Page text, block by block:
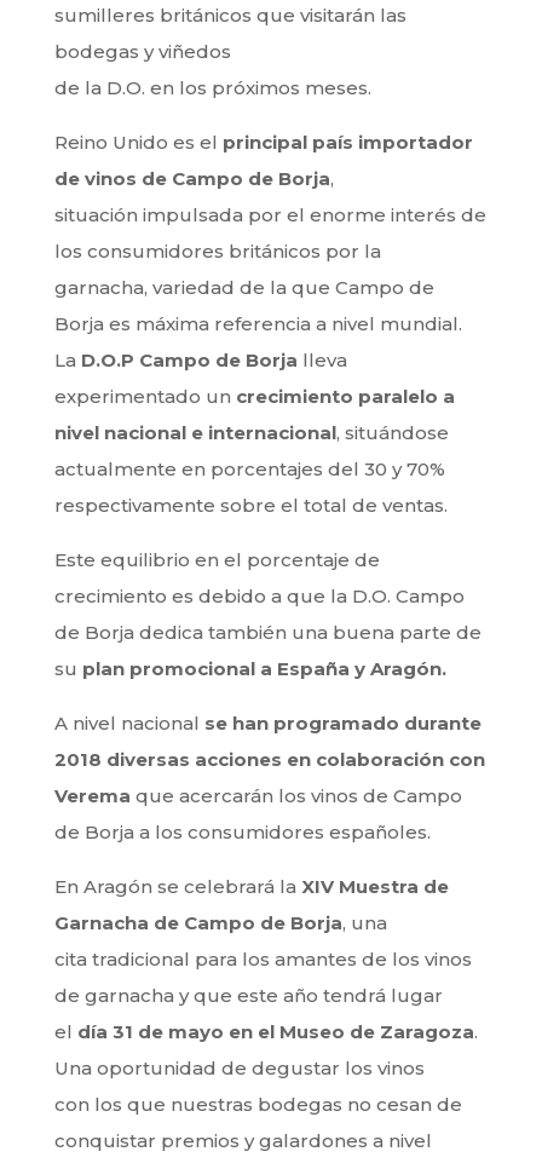
sumilleres británicos que visitarán las
bodegas y viñedos
de la D.O. en los próximos meses.
Reino Unido es el principal país importador
de vinos de Campo de Borja,
situación impulsada por el enorme interés de
los consumidores británicos por la
garnacha, variedad de la que Campo de
Borja es máxima referencia a nivel mundial.
La D.O.P Campo de Borja lleva
experimentado un crecimiento paralelo a
nivel nacional e internacional, situándose
actualmente en porcentajes del 30 y 70%
respectivamente sobre el total de ventas.
Este equilibrio en el porcentaje de
crecimiento es debido a que la D.O. Campo
de Borja dedica también una buena parte de
su plan promocional a España y Aragón.
A nivel nacional se han programado durante
2018 diversas acciones en colaboración con
Verema que acercarán los vinos de Campo
de Borja a los consumidores españoles.
En Aragón se celebrará la XIV Muestra de
Garnacha de Campo de Borja, una
cita tradicional para los amantes de los vinos
de garnacha y que este año tendrá lugar
el día 31 de mayo en el Museo de Zaragoza.
Una oportunidad de degustar los vinos
con los que nuestras bodegas no cesan de
conquistar premios y galardones a nivel